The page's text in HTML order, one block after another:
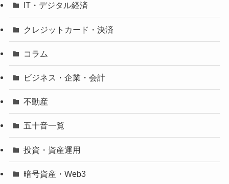
IT・デジタル経済
クレジットカード・決済
コラム
ビジネス・企業・会計
不動産
五十音一覧
投資・資産運用
暗号資産・Web3